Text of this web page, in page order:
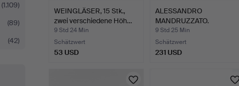
(1.109)
(89)
(42)
WEINGLÄSER, 15 Stk.,
zwei verschiedene Höh…
9 Std 24 Min
Schätzwert
53 USD
ALESSANDRO
MANDRUZZATO.
DESIGNER
BLOCKSCHA…
9 Std 25 Min
Schätzwert
231 USD